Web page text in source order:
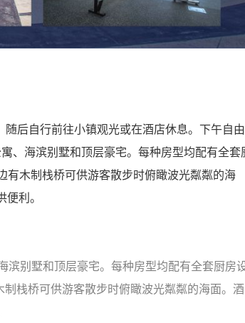
后自行前往小镇观光或在酒店休息。下午自由
、海滨别墅和顶层豪宅。每种房型均配有全套
有木制栈桥可供游客散步时俯瞰波光粼粼的海
利。
滨别墅和顶层豪宅。每种房型均配有全套厨房
栈桥可供游客散步时俯瞰波光粼粼的海面。酒